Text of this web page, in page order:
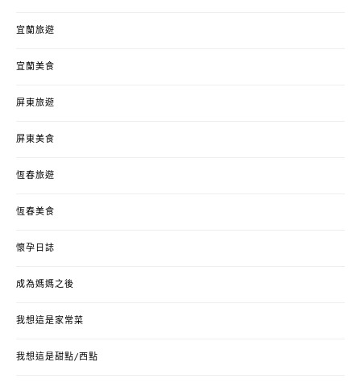
宜蘭旅遊
宜蘭美食
屏東旅遊
屏東美食
恆春旅遊
恆春美食
懷孕日誌
成為媽媽之後
我想這是家常菜
我想這是甜點/西點